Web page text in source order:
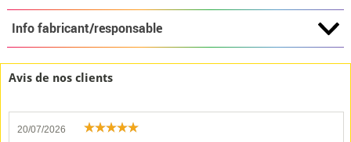
Info fabricant/responsable
Avis de nos clients
20/07/2026